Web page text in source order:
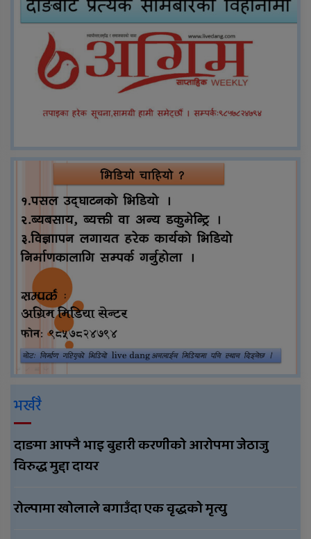
भर्खरै
दाङमा आफ्नै भाइ बुहारी करणीको आरोपमा जेठाजु
विरुद्ध मुद्दा दायर
रोल्पामा खोलाले बगाउँदा एक वृद्धको मृत्यु